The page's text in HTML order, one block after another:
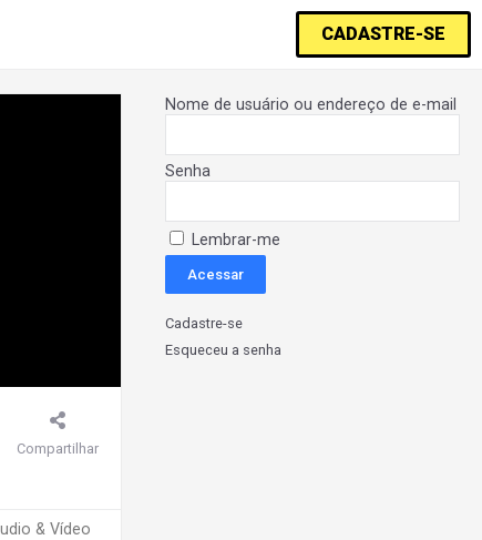
CADASTRE-SE
Compartilhar
& Vídeo
Nome de usuário ou endereço de e-mail
Senha
Lembrar-me
Cadastre-se
Esqueceu a senha